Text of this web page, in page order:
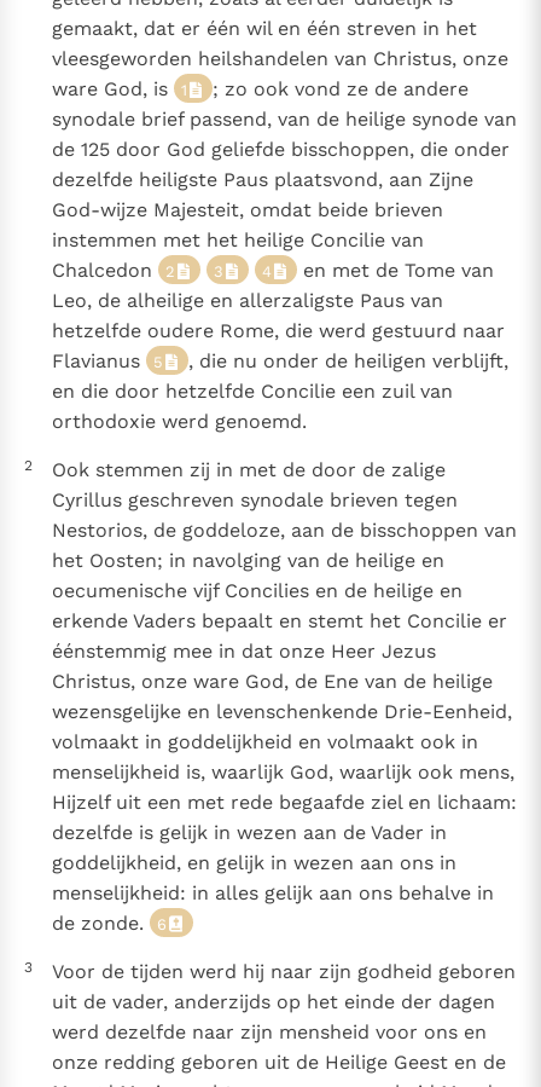
herkennen
Gods Koninkrijk groeit stilletjes door liefde, niet door
dwang
De mystiek. De mystieke verschijnselen en de
heiligheid
Berichten
Het Vaticaan publiceert een nieuwe Latijnse uitgave
van het Romeins martyrologium
Vaticaanse financiële waakhond verliest autonomie
Paus spreekt het Wereldvoedselprogramma toe
Paus Leo XIV in Pavia: "De stad is zowel een gave als
een taak"
Paus in Pavia: St. Augustinus toont ons de noodzaak om
"naar het innerlijk" toe te keren.
RK Documenten stelt heel veel belangrijke
kerkelijke documenten van de Rooms
Katholieke Kerk in het Nederlands beschikbaar
en is volledig afhankelijk van donaties.
Ik help mee!
gemaakt, dat er één wil en één streven in het
vleesgeworden heilshandelen van Christus, onze
ware God, is
1
; zo ook vond ze de andere
synodale brief passend, van de heilige synode van
de 125 door God geliefde bisschoppen, die onder
dezelfde heiligste Paus plaatsvond, aan Zijne
God-wijze Majesteit, omdat beide brieven
instemmen met het heilige Concilie van
Chalcedon
2 3 4
en met de Tome van
Leo, de alheilige en allerzaligste Paus van
hetzelfde oudere Rome, die werd gestuurd naar
Flavianus
5
, die nu onder de heiligen verblijft,
en die door hetzelfde Concilie een zuil van
orthodoxie werd genoemd.
2
Ook stemmen zij in met de door de zalige
Cyrillus geschreven synodale brieven tegen
Nestorios, de goddeloze, aan de bisschoppen van
het Oosten; in navolging van de heilige en
oecumenische vijf Concilies en de heilige en
erkende Vaders bepaalt en stemt het Concilie er
éénstemmig mee in dat onze Heer Jezus
Christus, onze ware God, de Ene van de heilige
wezensgelijke en levenschenkende Drie-Eenheid,
volmaakt in goddelijkheid en volmaakt ook in
menselijkheid is, waarlijk God, waarlijk ook mens,
Hijzelf uit een met rede begaafde ziel en lichaam:
dezelfde is gelijk in wezen aan de Vader in
goddelijkheid, en gelijk in wezen aan ons in
menselijkheid: in alles gelijk aan ons behalve in
de zonde.
6
3
Voor de tijden werd hij naar zijn godheid geboren
uit de vader, anderzijds op het einde der dagen
werd dezelfde naar zijn mensheid voor ons en
onze redding geboren uit de Heilige Geest en de